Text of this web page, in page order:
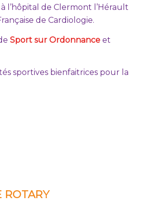
l’hôpital de Clermont l’Hérault
de Cardiologie.
Sport sur Ordonnance et
sportives bienfaitrices pour la
ROTARY